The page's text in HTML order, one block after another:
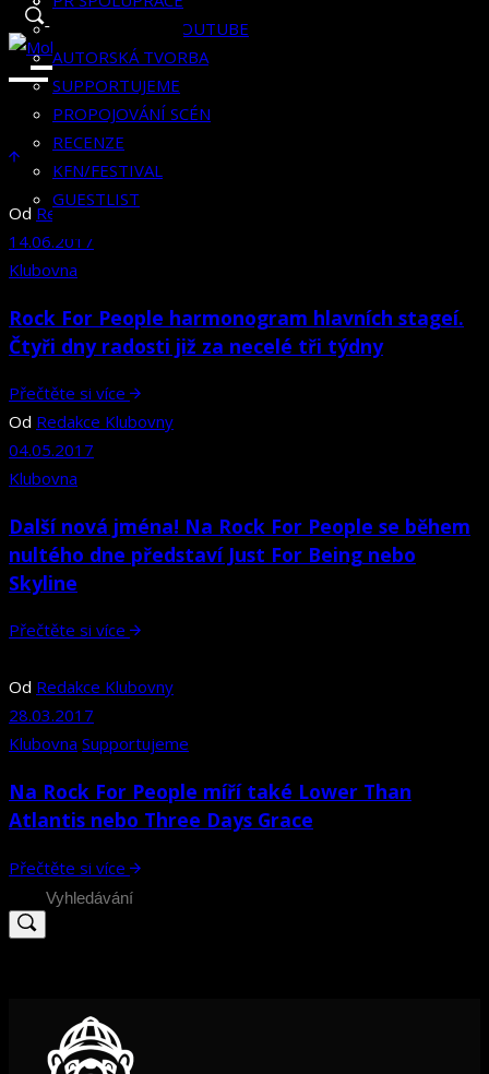
GUESTLIST
KLUBOVNA NA YOUTUBE
AUTORSKÁ TVORBA
SUPPORTUJEME
PROPOJOVÁNÍ SCÉN
RECENZE
KFN/FESTIVAL
GUESTLIST
Od Redakce Klubovny
14.06.2017
Klubovna
Rock For People harmonogram hlavních stageí.
Čtyři dny radosti již za necelé tři týdny
Přečtěte si více
Od Redakce Klubovny
04.05.2017
Klubovna
Další nová jména! Na Rock For People se během
nultého dne představí Just For Being nebo
Skyline
Přečtěte si více
Od Redakce Klubovny
28.03.2017
Klubovna Supportujeme
Na Rock For People míří také Lower Than
Atlantis nebo Three Days Grace
Přečtěte si více
Search
for: